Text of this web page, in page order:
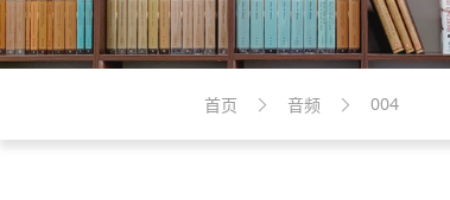
首页 音频 004